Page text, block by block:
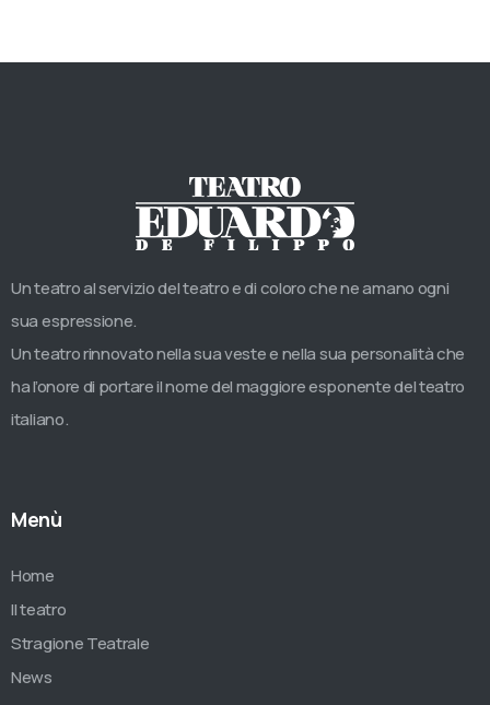
Un teatro al servizio del teatro e di coloro che ne amano ogni
sua espressione.
Un teatro rinnovato nella sua veste e nella sua personalità che
ha l’onore di portare il nome del maggiore esponente del teatro
italiano.
Menù
Home
Il teatro
Stragione Teatrale
News